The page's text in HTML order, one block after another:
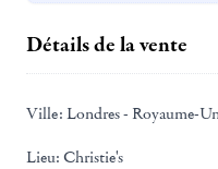
Détails de la vente
Ville: Londres - Royaume-
Lieu: Christie's